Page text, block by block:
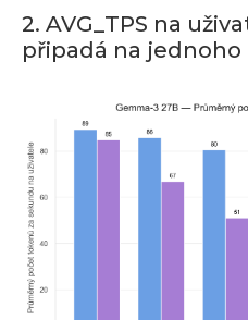
2. AVG_TPS na
připadá na